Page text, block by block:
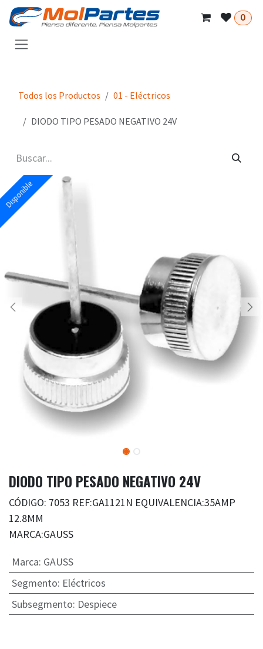
Ir al contenido
0
Todos los Productos 01 - Eléctricos
DIODO TIPO PESADO NEGATIVO 24V
Disponible
Disponible
DIODO TIPO PESADO NEGATIVO 24V
CÓDIGO: 7053 REF:GA1121N EQUIVALENCIA:35AMP
12.8MM
MARCA:GAUSS
Marca: GAUSS
Segmento: Eléctricos
Subsegmento: Despiece